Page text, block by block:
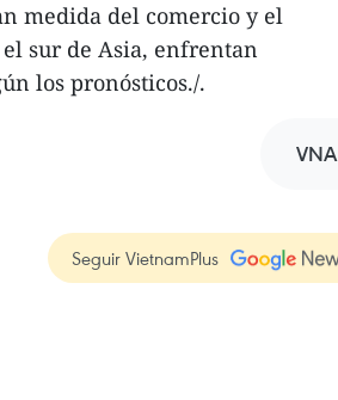
medida del comercio y el
sur de Asia, enfrentan
los pronósticos./.
VNA
Seguir VietnamPlus